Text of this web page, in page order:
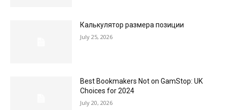
Калькулятор размера позиции
July 25, 2026
Best Bookmakers Not on GamStop: UK
Choices for 2024
July 20, 2026